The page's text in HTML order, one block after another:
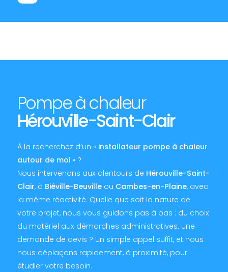
Pompe à chaleur
Hérouville-Saint-Clair
À la recherchez d’un « installateur pompe à chaleur
autour de moi» ?
Nous intervenons aux alentours de Hérouville-Saint-
Clair, à Biéville-Beuvilleou Cambes-en-Plaine, avec
la même réactivité. Quelle que soit la nature de
votre projet, nous vous guidons pas à pas : du choix
du matériel aux démarches administratives. Une
demande de devis ? Un simple appel suffit, et nous
nous déplaçons rapidement, à proximité, pour
étudier votre besoin.